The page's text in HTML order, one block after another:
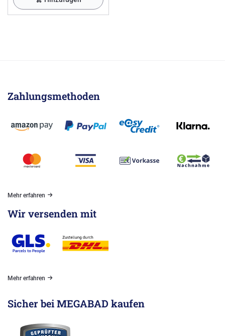
Zahlungsmethoden
Mehr erfahren
Wir versenden mit
Mehr erfahren
Sicher bei MEGABAD kaufen